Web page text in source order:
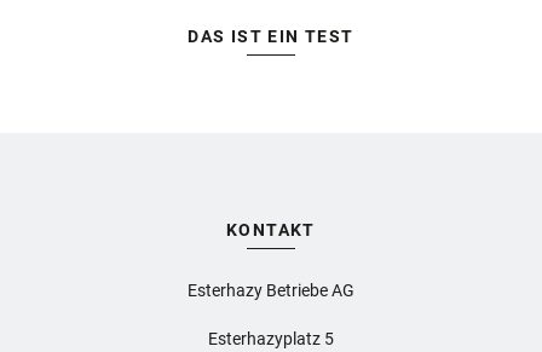
DAS IST EIN TEST
KONTAKT
Esterhazy Betriebe AG
Esterhazyplatz 5